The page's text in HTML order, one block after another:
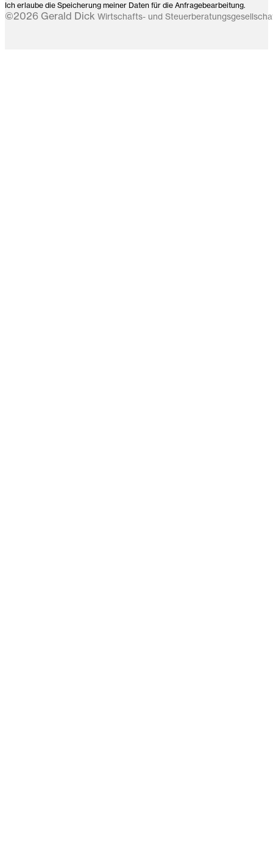
Ich erlaube die Speicherung meiner Daten für die Anfragebearbeitung.
©2026 Gerald Dick Wirtschafts- und